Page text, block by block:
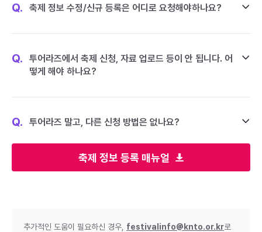
축제 정보 등록 매뉴얼
Q. 축제 정보 수정/신규 등록은 어디로 요청해야하나요?
Q.
투어라즈에서 축제 신청, 자료 업로드 등이 안 됩니다. 어
떻게 해야 하나요?
Q. 투어라즈 말고, 다른 신청 방법은 없나요?
추가적인 도움이 필요하신 경우, festivalinfo@knto.or.kr로